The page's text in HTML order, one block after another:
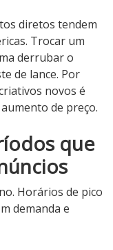
diretos tendem
Trocar um
derrubar o
de lance. Por
novos é
de preço.
que
Horários de pico
demanda e